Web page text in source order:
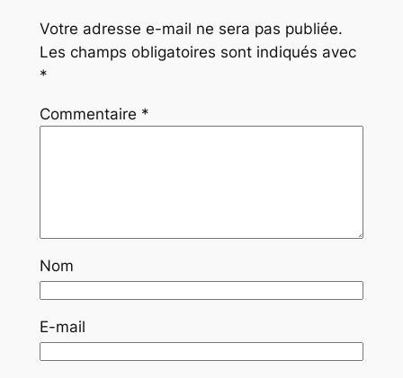
Votre adresse e-mail ne sera pas publiée.
Les champs obligatoires sont indiqués avec
*
Commentaire *
Nom
E-mail